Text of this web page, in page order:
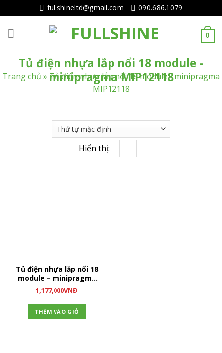
tục
tới
fullshineltd@gmail.com 090.686.1079
0
Tủ điện nhựa lắp nổi 18 module -
minipragma MIP12118
Trang chủ » Tủ điện nhựa lắp nổi 18 module - minipragma
MIP12118
Hiển thị:
Tủ điện nhựa lắp nổi 18
module – minipragma
MIP12118
1,177,000VNĐ
THÊM VÀO GIỎ